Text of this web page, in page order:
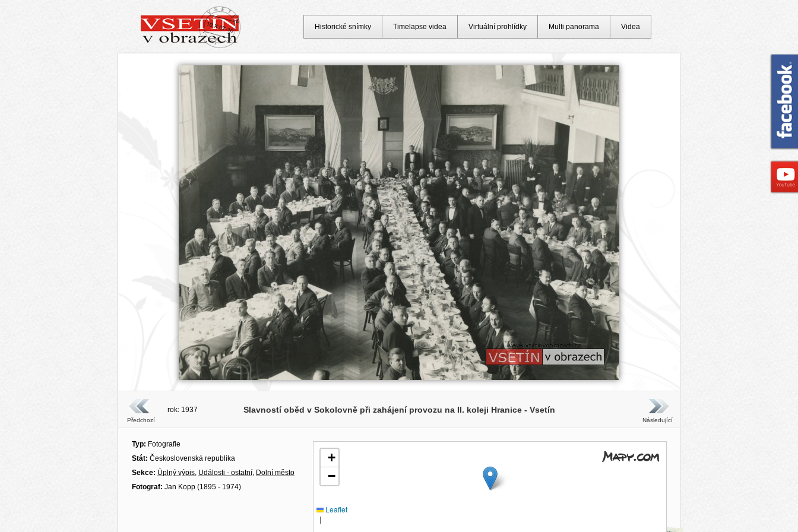
Předchozí
rok: 1937 Slavností oběd v Sokolovně při zahájení provozu na II. koleji Hranice - Vsetín
Následující
Typ: Fotografie
Stát: Československá republika
Sekce: Úplný výpis, Události - ostatní, Dolní město
Fotograf: Jan Kopp (1895 - 1974)
+
−
Leaflet
|
Historické snímky Timelapse videa Virtuální prohlídky Multi panorama Videa